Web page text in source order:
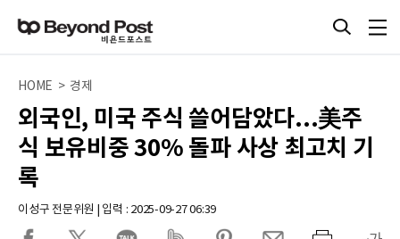
HOME > 경제
외국인, 미국 주식 쓸어담았다...美주
식 보유비중 30% 돌파 사상 최고치 기
록
이성구 전문위원 | 입력 : 2025-09-27 06:39